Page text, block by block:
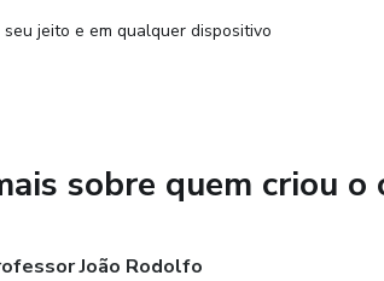
Gestão de financiamentos e
jeito e em qualquer dispositivo
sobre quem criou o
João Rodolfo